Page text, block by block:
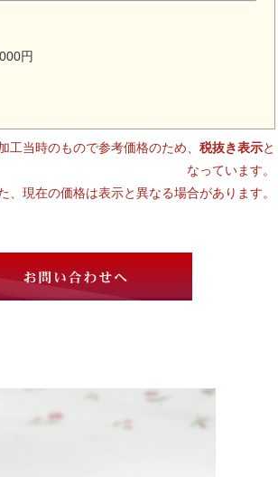
円
当時のもので参考価格のため、 税抜き表示と
なっています。
、現在の価格は表示と異なる場合があります。